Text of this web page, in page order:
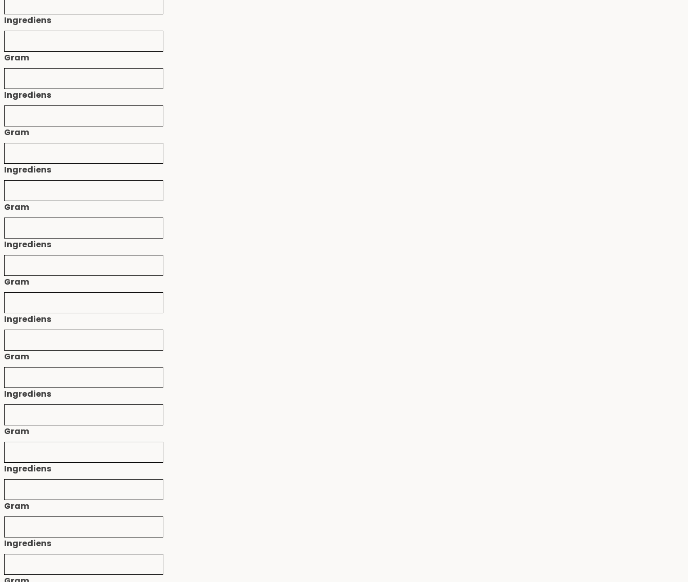
Ingrediens
Gram
Ingrediens
Gram
Ingrediens
Gram
Ingrediens
Gram
Ingrediens
Gram
Ingrediens
Gram
Ingrediens
Gram
Ingrediens